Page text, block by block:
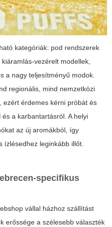
kategóriák: pod rendszerek
vezérelt modellek,
a nagy teljesítményű modok.
regionális, mind nemzetközi
érdemes kérni próbát és
a karbantartásról. A helyi
az új aromákból, így
ízlésedhez leginkább illőt.
specifikus
vállal házhoz szállítást
erőssége a szélesebb választék